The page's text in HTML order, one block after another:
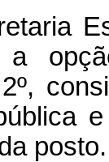
a
posto.